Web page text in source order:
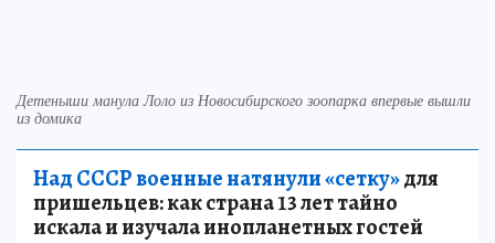
Детеныши манула Лоло из Новосибирского зоопарка впервые вышли
из домика
Над СССР военные натянули «сетку»для
пришельцев: как страна 13 лет тайно
искала и изучала инопланетных гостей